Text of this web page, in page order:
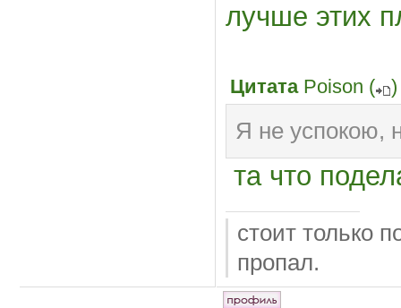
лучше этих
Цитата Poison ( )
Я не успокою,
та что
стоит только
пропал.